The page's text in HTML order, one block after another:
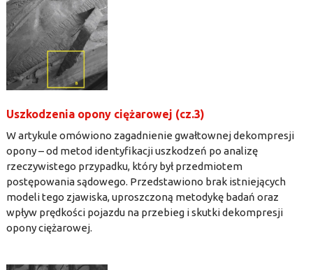
Uszkodzenia opony ciężarowej (cz.3)
W artykule omówiono zagadnienie gwałtownej dekompresji
opony – od metod identyfikacji uszkodzeń po analizę
rzeczywistego przypadku, który był przedmiotem
postępowania sądowego. Przedstawiono brak istniejących
modeli tego zjawiska, uproszczoną metodykę badań oraz
wpływ prędkości pojazdu na przebieg i skutki dekompresji
opony ciężarowej.